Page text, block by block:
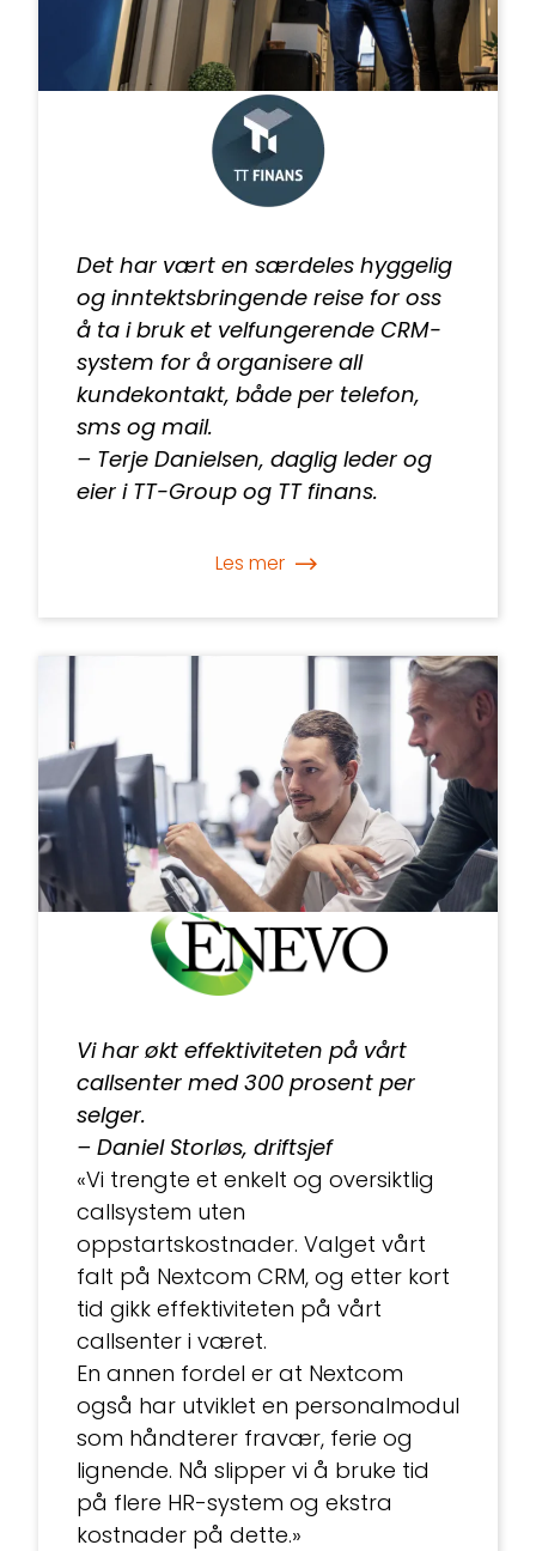
Det har vært en særdeles hyggelig
og inntektsbringende reise for oss
å ta i bruk et velfungerende CRM-
system for å organisere all
kundekontakt, både per telefon,
sms og mail.
– Terje Danielsen, daglig leder og
eier i TT-Group og TT finans.
Les mer
Vi har økt effektiviteten på vårt
callsenter med 300 prosent per
selger.
– Daniel Storløs, driftsjef
«Vi trengte et enkelt og oversiktlig
callsystem uten
oppstartskostnader. Valget vårt
falt på Nextcom CRM, og etter kort
tid gikk effektiviteten på vårt
callsenter i været.
En annen fordel er at Nextcom
også har utviklet en personalmodul
som håndterer fravær, ferie og
lignende. Nå slipper vi å bruke tid
på flere HR-system og ekstra
kostnader på dette.»